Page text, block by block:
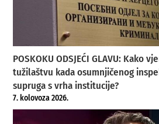
POSKOKU ODSJEĆI GLAVU: Kako
tužilaštvu kada osumnjičenog
supruga s vrha institucije?
7. kolovoza 2026.